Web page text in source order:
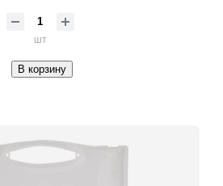
шт
В корзину